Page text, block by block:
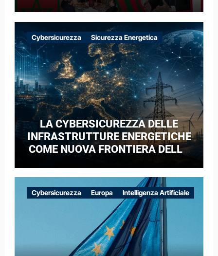
Cybersicurezza Sicurezza Energetica
LA CYBERSICUREZZA DELLE
INFRASTRUTTURE ENERGETICHE
COME NUOVA FRONTIERA DELLA
CASO DELLE RETI ELETTRICHE
EUROPEE NEL CONTESTO DELLA
GUERRA IBRIDA
Cybersicurezza Europa Intelligenza Artificiale